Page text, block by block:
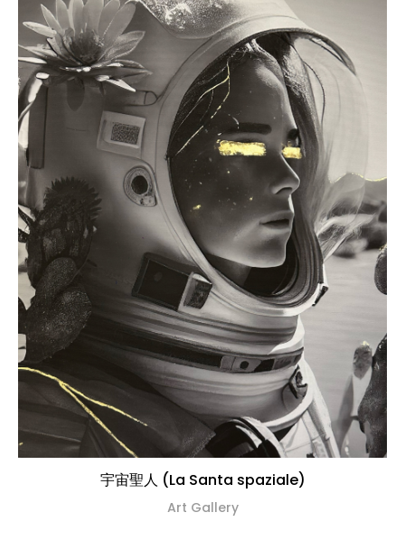
宇宙聖人 (La Santa spaziale)
Art Gallery